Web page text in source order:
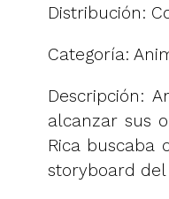
Distribución:
Categoría:
Descripción:
alcanzar sus
Rica buscaba
storyboard del